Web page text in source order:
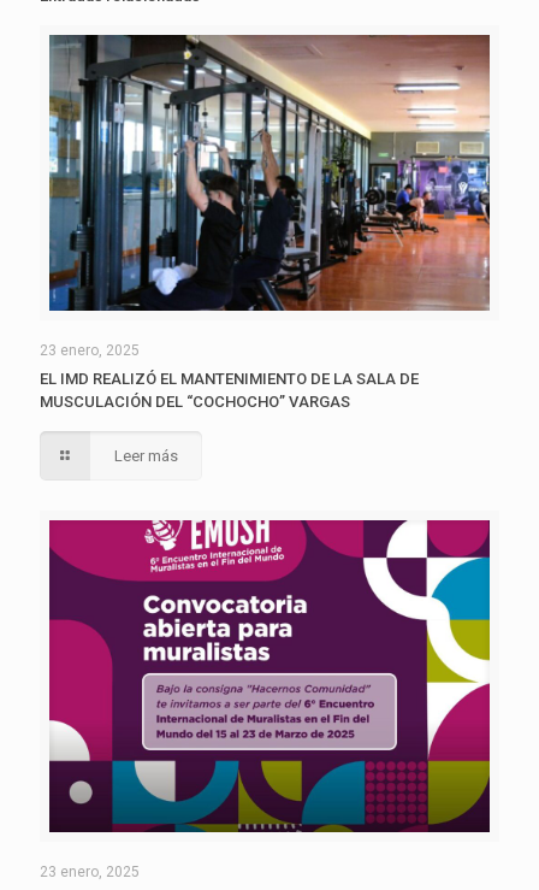
23 enero, 2025
EL IMD REALIZÓ EL MANTENIMIENTO DE LA SALA DE
MUSCULACIÓN DEL “COCHOCHO” VARGAS
Leer más
23 enero, 2025